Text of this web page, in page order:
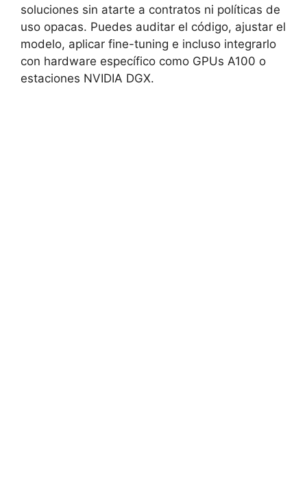
soluciones sin atarte a contratos ni políticas de
uso opacas. Puedes auditar el código, ajustar el
modelo, aplicar fine-tuning e incluso integrarlo
con hardware específico como GPUs A100 o
estaciones NVIDIA DGX.